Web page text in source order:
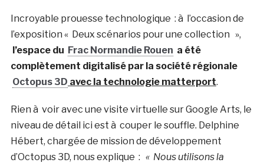
Incroyable prouesse technologique : à l’occasion de
l’exposition « Deux scénarios pour une collection »,
l’espace du Frac Normandie Rouen a été
complètement digitalisé par la société régionale
Octopus 3D avec la technologie matterport.
Rien à voir avec une visite virtuelle sur Google Arts, le
niveau de détail ici est à couper le souffle. Delphine
Hébert, chargée de mission de développement
d’Octopus 3D, nous explique : « Nous utilisons la